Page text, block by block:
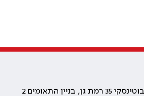
35 רמת גן, בניין התאומים 2